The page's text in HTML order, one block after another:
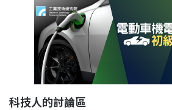
科技人的討論區